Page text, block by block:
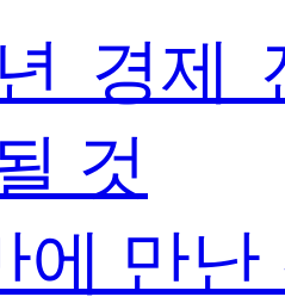
경제
것
에 만난